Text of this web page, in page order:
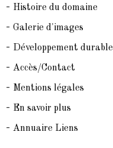
- Histoire du domaine
- Galerie d'images
- Développement durable
- Accès/Contact
- Mentions légales
- En savoir plus
- Annuaire Liens